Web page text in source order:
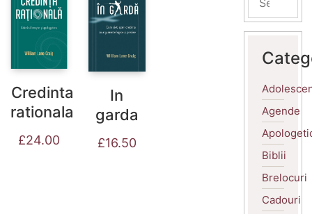
Credinta
rationala
£24.00
In
garda
£16.50
Agende
Biblii
Brelocuri
Cadouri